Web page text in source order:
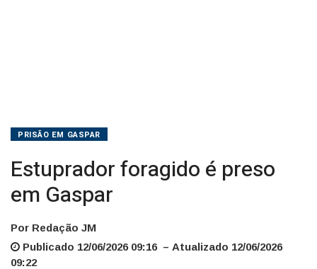
PRISÃO EM GASPAR
Estuprador foragido é preso
em Gaspar
Por Redação JM
Publicado 12/06/2026 09:16 – Atualizado 12/06/2026
09:22